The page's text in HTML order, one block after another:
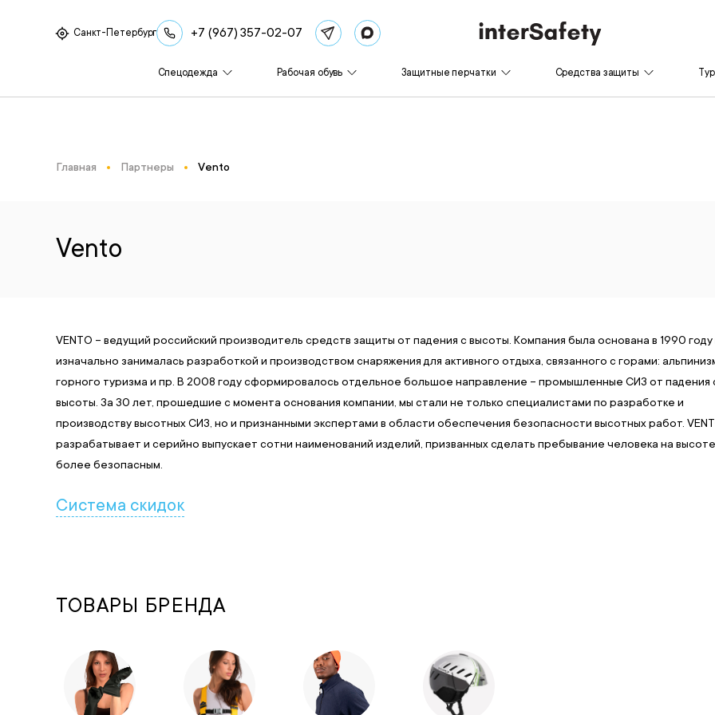
Санкт-Петербург +7 (967) 357-02-07
Спецодежда Рабочая обувь Защитные перчатки Средства защиты
Главная Партнеры Vento
Vento
VENTO – ведущий российский производитель средств защиты от падения с высоты. Компания была основана в 1990 году
изначально занималась разработкой и производством снаряжения для активного отдыха, связанного с горами:
горного туризма и пр. В 2008 году сформировалось отдельное большое направление – промышленные СИЗ от падения
высоты. За 30 лет, прошедшие с момента основания компании, мы стали не только специалистами по разработке и
производству высотных СИЗ, но и признанными экспертами в области обеспечения безопасности высотных работ.
разрабатывает и серийно выпускает сотни наименований изделий, призванных сделать пребывание человека на высоте
более безопасным.
Система скидок
ТОВАРЫ БРЕНДА